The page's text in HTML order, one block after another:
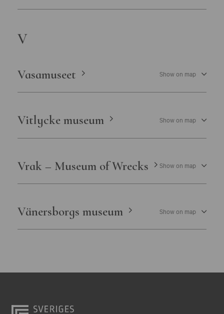
V
Vasamuseet Show on map
Vitlycke museum Show on map
Vrak – Museum of Wrecks Show on map
Vänersborgs museum Show on map